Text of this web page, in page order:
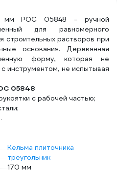
мм РОС 05848 - ручной
для равномерного
строительных растворов при
основания. Деревянная
форму, которая не
инструментом, не испытывая
05848
с рабочей частью;
Кельма плиточника
треугольник
170 мм